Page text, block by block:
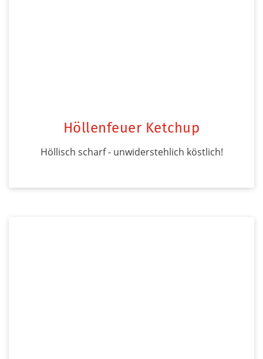
Höllenfeuer Ketchup
Höllisch scharf - unwiderstehlich köstlich!